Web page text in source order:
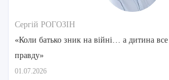
Сергій РОГОЗІН
«Коли батько зник на війні… а дитина
правду»
01.07.2026